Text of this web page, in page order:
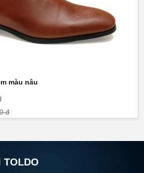
màu nâu
đ
TOLDO